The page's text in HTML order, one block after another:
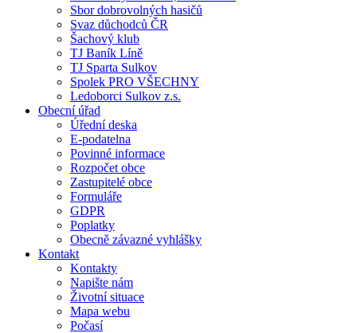
Sbor dobrovolných hasičů
Svaz důchodců ČR
Šachový klub
TJ Baník Líně
TJ Sparta Sulkov
Spolek PRO VŠECHNY
Ledoborci Sulkov z.s.
Obecní úřad
Úřední deska
E-podatelna
Povinné informace
Rozpočet obce
Zastupitelé obce
Formuláře
GDPR
Poplatky
Obecně závazné vyhlášky
Kontakt
Kontakty
Napište nám
Životní situace
Mapa webu
Počasí